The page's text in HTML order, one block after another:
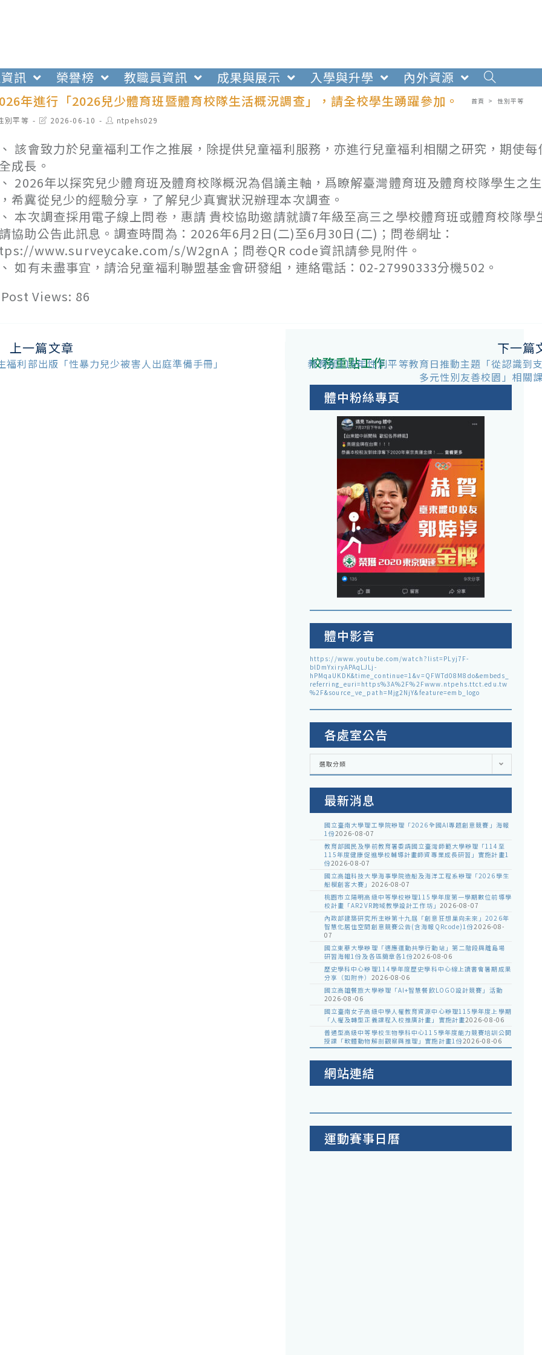
訊 榮譽榜 教職員資訊 成果與展示 入學與升學
內外資源
年進行「2026兒少體育班暨體育校隊生活概況調查」，請全校學生踴躍參加。
首頁 > 性別平等
別平等
Post2026-06-10
Post
author:
ntpehs029
該會致力於兒童福利工作之推展，除提供兒童福利服務，亦進行兒童福利相關之研究，期使
成長。
2026年以探究兒少體育班及體育校隊概況為倡議主軸，爲瞭解臺灣體育班及體育校隊學生之
希冀從兒少的經驗分享，了解兒少真實狀況辦理本次調查。
本次調查採用電子線上問卷，惠請 貴校協助邀請就讀7年級至高三之學校體育班或體育校隊學
協助公告此訊息。調查時間為：2026年6月2日(二)至6月30日(二)；問卷網址：
www.surveycake.com/s/W2gnA；問卷QR code資訊請參見附件。
如有未盡事宜，請洽兒童福利聯盟基金會研發組，連絡電話：02-27990333分機502。
Post Views: 86
上一篇文章
福利部出版「性暴力兒少被害人出庭準備手冊」
下一篇
教育部116年性別平等教育日推動主題「從認識到
多元性別友善校園」相關
校務重點工作
體中粉絲專頁
體中影音
https://www.youtube.com/watch?list=PLyj7F-
blDmYxiryAPAqLJLj-
hPMqaUKDK&time_continue=1&v=QFWTd08M8do&embeds_
referring_euri=https%3A%2F%2Fwww.ntpehs.ttct.edu.tw
%2F&source_ve_path=Mjg2NjY&feature=emb_logo
各處室公告
各
室
選取分類
最新消息
國立臺南大學理工學院辦理「2026全國AI專題創意競賽」海報
1份2026-08-07
教育部國民及學前教育署委請國立臺灣師範大學辦理「114至
115年度健康促進學校輔導計畫師資專業成長研習」實施計畫1
份2026-08-07
國立高雄科技大學海事學院造船及海洋工程系辦理「2026學生
船模創客大賽」 2026-08-07
桃園市立陽明高級中等學校辦理115學年度第一學期數位前導學
校計畫「AR2VR跨域教學設計工作坊」 2026-08-07
內政部建築研究所主辦第十九屆「創意狂想巢向未來」2026年
智慧化居住空間創意競賽公告(含海報QRcode)1份2026-08-
07
國立東華大學辦理「適應運動共學行動站」第二階段與離島場
研習海報1份及各區簡章各1份2026-08-06
歷史學科中心辦理114學年度歷史學科中心線上讀書會暑期成果
分享（如附件） 2026-08-06
國立高雄餐旅大學辦理「AI+智慧餐飲LOGO設計競賽」活動
2026-08-06
國立臺南女子高級中學人權教育資源中心辦理115學年度上學期
「人權及轉型正義課程入校推廣計畫」實施計畫2026-08-06
普通型高級中等學校生物學科中心115學年度能力競賽培訓公開
授課「軟體動物解剖觀察與推理」實施計畫1份2026-08-06
網站連結
運動賽事日曆